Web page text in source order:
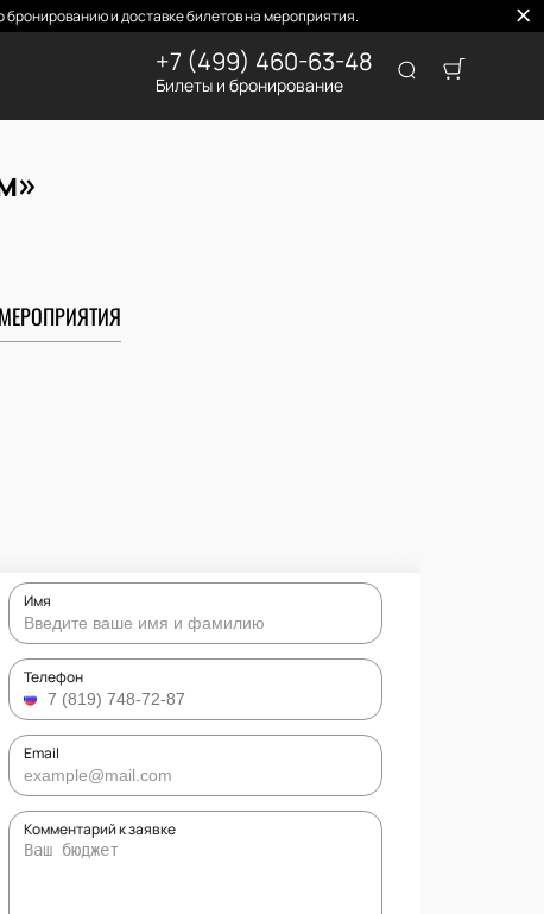
и доставке билетов на мероприятия.
+7 (499) 460-63-48
Билеты и бронирование
Имя
Телефон
Email
Комментарий к заявке